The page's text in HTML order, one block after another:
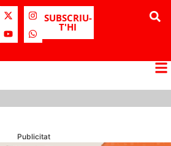
SUBSCRIU-
T'HI
Publicitat